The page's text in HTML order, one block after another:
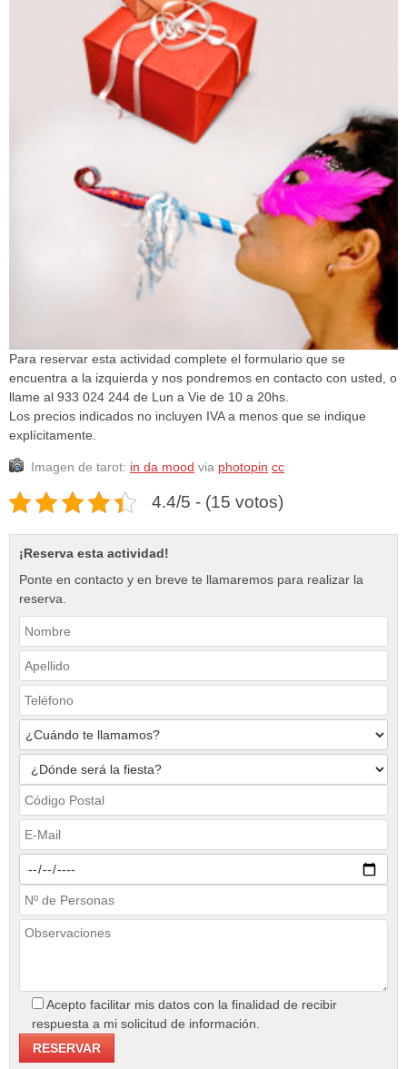
¡Reserva esta actividad!
Ponte en contacto y en breve te llamaremos para realizar la
reserva.
Acepto facilitar mis datos con la finalidad de recibir
respuesta a mi solicitud de información.
Para reservar esta actividad complete el formulario que se
encuentra a la izquierda y nos pondremos en contacto con usted, o
llame al 933 024 244 de Lun a Vie de 10 a 20hs.
Los precios indicados no incluyen IVA a menos que se indique
explícitamente.
Imagen de tarot: in da mood via photopin cc
4.4/5 - (15 votos)